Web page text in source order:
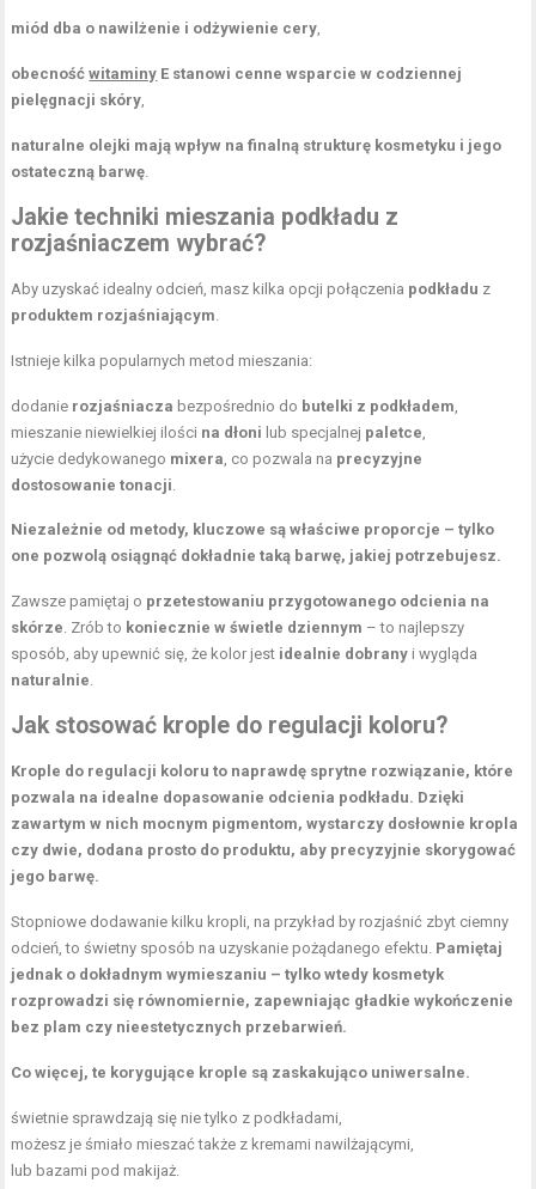
miód dba o nawilżenie i odżywienie cery,
obecnośćwitaminy E stanowi cenne wsparcie w codziennej
pielęgnacji skóry,
naturalne olejki mają wpływ na finalną strukturę kosmetyku i jego
ostateczną barwę.
Jakie techniki mieszania podkładu z
rozjaśniaczem wybrać?
Aby uzyskać idealny odcień, masz kilka opcji połączenia podkładu z
produktem rozjaśniającym.
Istnieje kilka popularnych metod mieszania:
dodanie rozjaśniacza bezpośrednio do butelki z podkładem,
mieszanie niewielkiej ilości na dłoni lub specjalnej paletce,
użycie dedykowanego mixera, co pozwala na precyzyjne
dostosowanie tonacji.
Niezależnie od metody, kluczowe są właściwe proporcje – tylko
one pozwolą osiągnąć dokładnie taką barwę, jakiej potrzebujesz.
Zawsze pamiętaj o przetestowaniu przygotowanego odcienia na
skórze. Zrób to koniecznie w świetle dziennym – to najlepszy
sposób, aby upewnić się, że kolor jest idealnie dobrany i wygląda
naturalnie.
Jak stosować krople do regulacji koloru?
Krople do regulacji koloru to naprawdę sprytne rozwiązanie, które
pozwala na idealne dopasowanie odcienia podkładu. Dzięki
zawartym w nich mocnym pigmentom, wystarczy dosłownie kropla
czy dwie, dodana prosto do produktu, aby precyzyjnie skorygować
jego barwę.
Stopniowe dodawanie kilku kropli, na przykład by rozjaśnić zbyt ciemny
odcień, to świetny sposób na uzyskanie pożądanego efektu. Pamiętaj
jednak o dokładnym wymieszaniu – tylko wtedy kosmetyk
rozprowadzi się równomiernie, zapewniając gładkie wykończenie
bez plam czy nieestetycznych przebarwień.
Co więcej, te korygujące krople są zaskakująco uniwersalne.
świetnie sprawdzają się nie tylko z podkładami,
możesz je śmiało mieszać także z kremami nawilżającymi,
lub bazami pod makijaż.